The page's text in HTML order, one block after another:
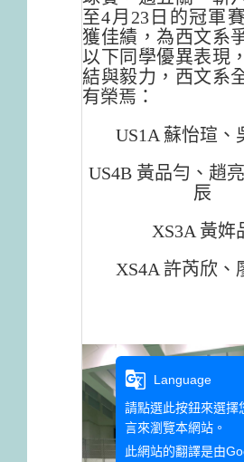
至4月23日的冠軍
獲佳績，為西文系
以下同學優異表現
結與毅力，西文系
有榮焉：
US1A 蘇怡瑄、
US4B 黃品勻、趙
辰
XS3A 黃姩
XS4A 許芮欣、
g_translate
Language
請點選此按鈕來選擇
言來瀏覽本網站。
此網站的翻譯是由